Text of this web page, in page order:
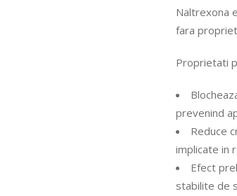
Naltrexona
fara
Proprietati
prevenind
Reduce
implicate in
Efect
stabilite de